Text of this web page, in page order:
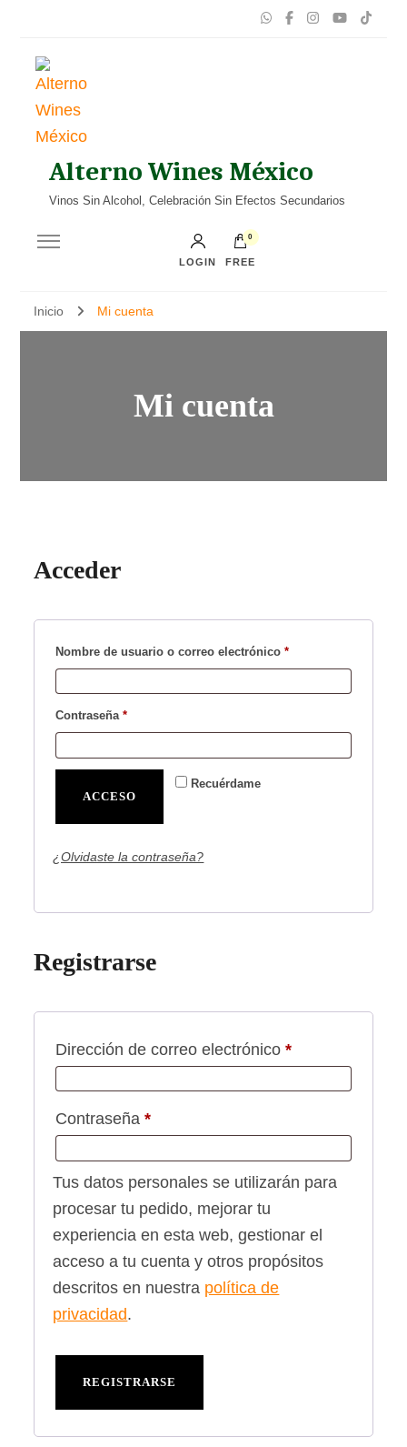
Alterno Wines México
Vinos Sin Alcohol, Celebración Sin Efectos Secundarios
LOGIN
0
FREE
Inicio Mi cuenta
Mi cuenta
Acceder
Nombre de usuario o correo electrónico*Obligatorio
Contraseña*Obligatorio
Recuérdame
ACCESO
¿Olvidaste la contraseña?
Registrarse
Dirección de correo electrónico*Obligatorio
Contraseña*Obligatorio
Tus datos personales se utilizarán para
procesar tu pedido, mejorar tu
experiencia en esta web, gestionar el
acceso a tu cuenta y otros propósitos
descritos en nuestra política de
privacidad.
REGISTRARSE